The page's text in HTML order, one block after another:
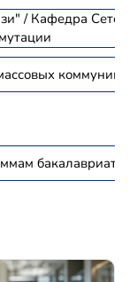
/ Кафедра Сетей
бакалавриата